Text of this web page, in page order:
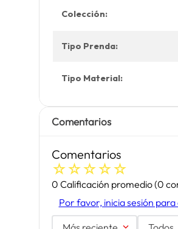
Colección:
Tipo Prenda:
Tipo Material:
Comentarios
Comentarios
☆☆☆☆☆
0 Calificación promedio(0
Por favor, inicia sesión